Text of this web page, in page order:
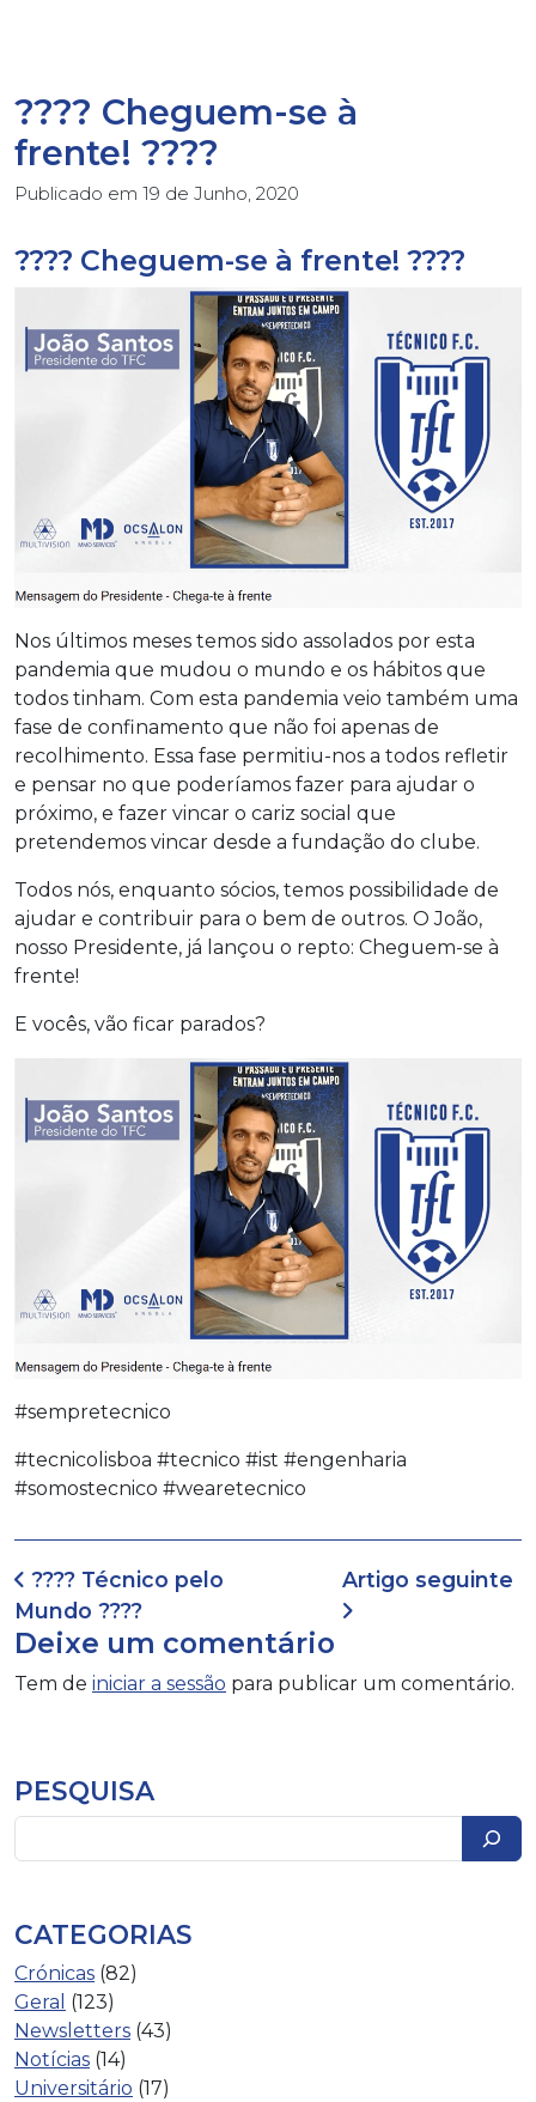
???? Cheguem-se à
frente! ????
Publicado em 19 de Junho, 2020
???? Cheguem-se à frente! ????
Nos últimos meses temos sido assolados por esta
pandemia que mudou o mundo e os hábitos que
todos tinham. Com esta pandemia veio também uma
fase de confinamento que não foi apenas de
recolhimento. Essa fase permitiu-nos a todos refletir
e pensar no que poderíamos fazer para ajudar o
próximo, e fazer vincar o cariz social que
pretendemos vincar desde a fundação do clube.
Todos nós, enquanto sócios, temos possibilidade de
ajudar e contribuir para o bem de outros. O João,
nosso Presidente, já lançou o repto: Cheguem-se à
frente!
E vocês, vão ficar parados?
#sempretecnico
#tecnicolisboa #tecnico #ist #engenharia
#somostecnico #wearetecnico
Navegação de artigos
???? Técnico pelo
Mundo ????
Artigo seguinte
Deixe um comentário
Tem de iniciar a sessão para publicar um comentário.
PESQUISA
CATEGORIAS
Crónicas (82)
Geral (123)
Newsletters (43)
Notícias (14)
Universitário (17)